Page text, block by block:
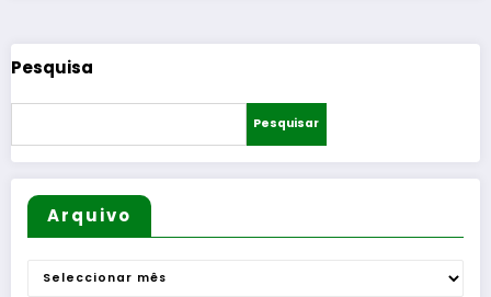
Pesquisa
Pesquisar
Arquivo
Arquivo